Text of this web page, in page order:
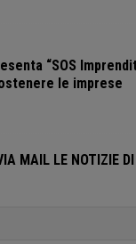
“SOS
le imprese
MAIL LE NOTIZIE